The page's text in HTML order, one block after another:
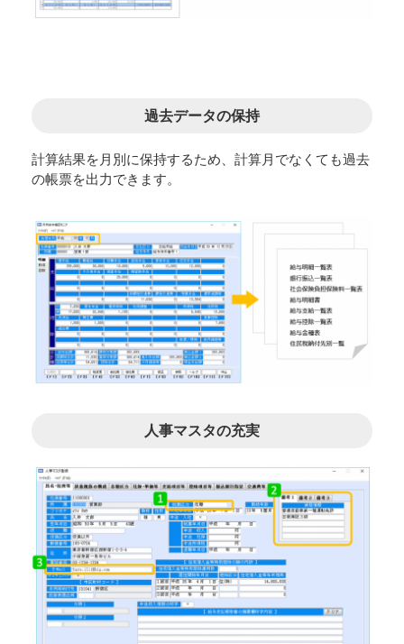
過去データの保持
計算結果を月別に保持するため、計算月でなくても過去
の帳票を出力できます。
人事マスタの充実